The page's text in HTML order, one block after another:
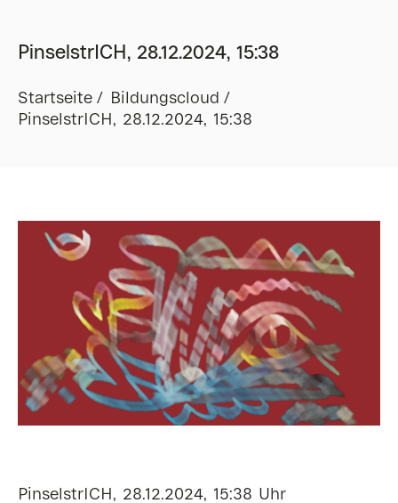
PinselstrICH, 28.12.2024, 15:38
Startseite
Bildungscloud
PinselstrICH, 28.12.2024, 15:38
PinselstrICH, 28.12.2024, 15:38 Uhr